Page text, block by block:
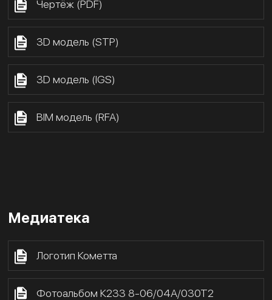
Чертёж (PDF)
3D модель (STP)
3D модель (IGS)
BIM модель (RFA)
Медиатека
Логотип Кометта
Фотоальбом К233 8-06/04А/030Т2